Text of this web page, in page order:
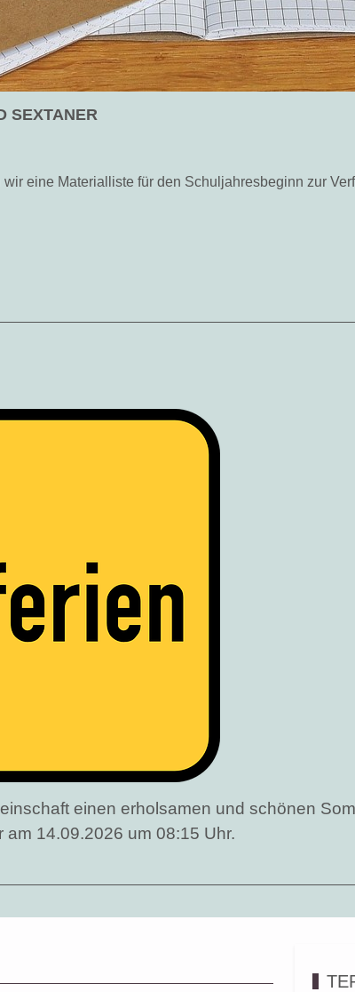
SEXTANER
eine Materialliste für den Schuljahresbeginn zur
einen erholsamen und schönen
14.09.2026 um 08:15 Uhr.